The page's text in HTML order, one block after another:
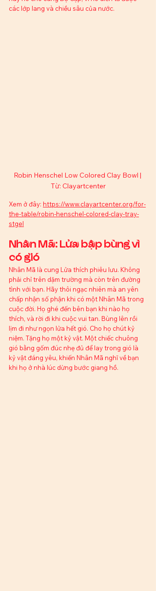
các lớp lang và chiều sâu của nước.
Robin Henschel Low Colored Clay Bowl |
Từ: Clayartcenter
Xem ở đây: https://www.clayartcenter.org/for-
the-table/robin-henschel-colored-clay-tray-
stgel
Nhân Mã: Lửa bập bùng vì
có gió
Nhân Mã là cung Lửa thích phiêu lưu. Không
phải chỉ trên dặm trường mà còn trên đường
tình với bạn. Hãy thôi ngạc nhiên mà an yên
chấp nhận số phận khi có một Nhân Mã trong
cuộc đời. Họ ghé đến bên bạn khi nào họ
thích, và rời đi khi cuộc vui tan. Bùng lên rồi
lịm đi như ngọn lửa hết gió. Cho họ chút kỷ
niệm. Tặng họ một kỷ vật. Một chiếc chuông
gió bằng gốm đúc nhẹ đủ để lay trong gió là
kỷ vật đáng yêu, khiến Nhân Mã nghĩ về bạn
khi họ ở nhà lúc dừng bước giang hồ.